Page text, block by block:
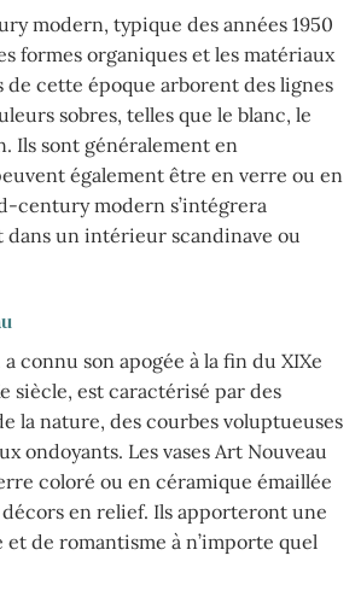
modern, typique des années 1950
formes organiques et les matériaux
de cette époque arborent des lignes
sobres, telles que le blanc, le
Ils sont généralement en
également être en verre ou en
century modern s’intégrera
dans un intérieur scandinave ou
a connu son apogée à la fin du XIXe
siècle, est caractérisé par des
la nature, des courbes voluptueuses
ondoyants. Les vases Art Nouveau
coloré ou en céramique émaillée
en relief. Ils apporteront une
et de romantisme à n’importe quel